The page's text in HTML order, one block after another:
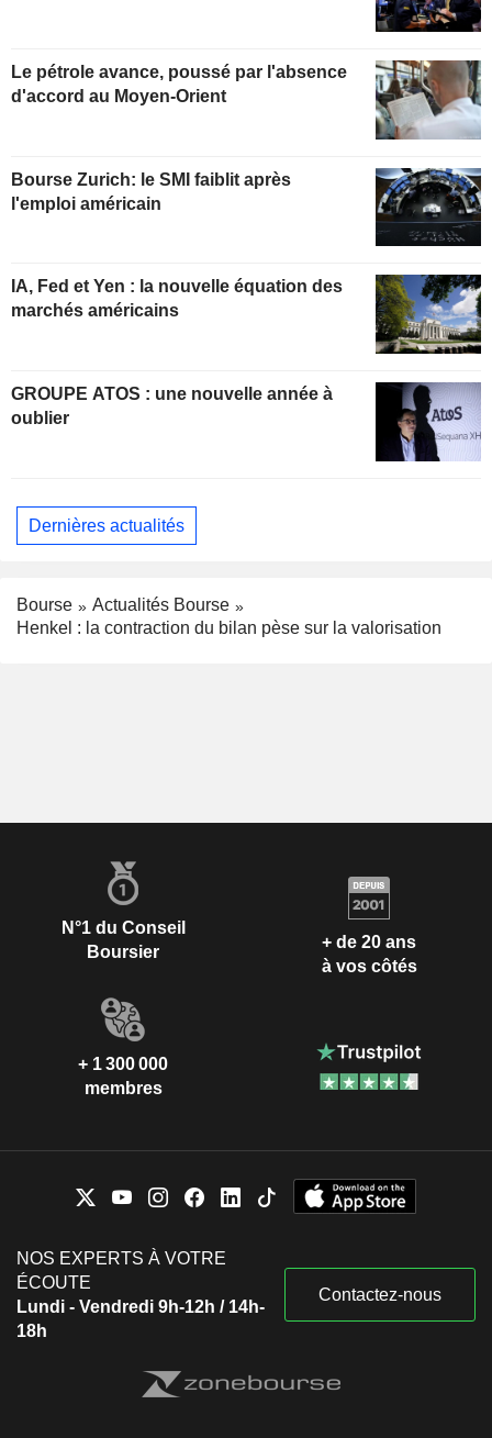
Le pétrole avance, poussé par l'absence
d'accord au Moyen-Orient
Bourse Zurich: le SMI faiblit après
l'emploi américain
IA, Fed et Yen : la nouvelle équation des
marchés américains
GROUPE ATOS : une nouvelle année à
oublier
Dernières actualités
Bourse
Actualités Bourse
Henkel : la contraction du bilan pèse sur la valorisation
N°1 du Conseil
Boursier
+ de 20 ans
à vos côtés
+ 1 300 000
membres
NOS EXPERTS À VOTRE
ÉCOUTE
Lundi - Vendredi 9h-12h / 14h-
18h
Contactez-nous